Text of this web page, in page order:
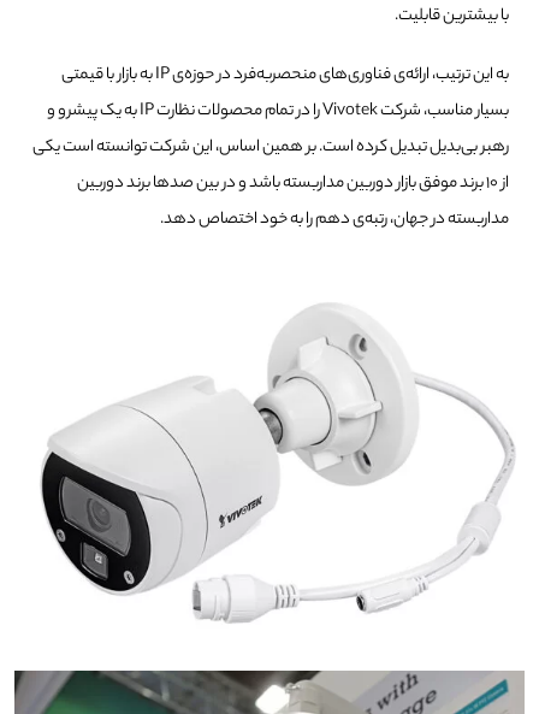
با بیشترین قابلیت.
به این ترتیب، ارائه‌ی فناوری‌های منحصربه‌فرد در حوزه‌ی IP به بازار با قیمتی
بسیار مناسب، شرکت Vivotek را در تمام محصولات نظارت IP به یک پیشرو و
رهبر بی‌بدیل تبدیل کرده است. بر همین اساس، این شرکت توانسته است یکی
از ۱۰ برند موفق بازار دوربین مداربسته باشد و در بین صدها برند دوربین
مداربسته در جهان، رتبه‌ی دهم را به خود اختصاص دهد.